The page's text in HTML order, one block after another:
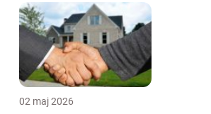
02 maj 2026